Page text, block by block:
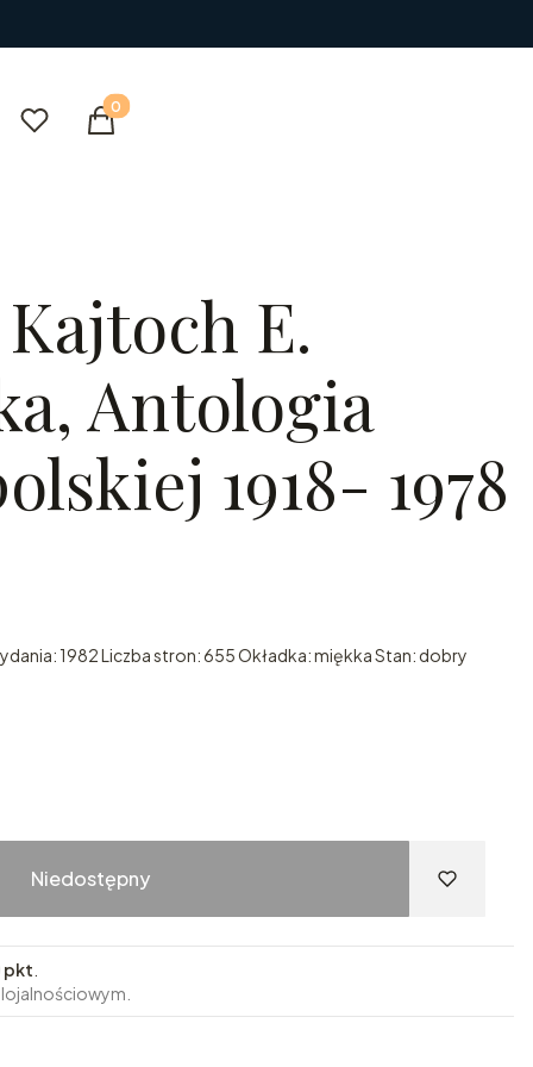
UlubioneProdukty w koszyku: 0. Zobacz szczegóły
Koszyk
E.
Antologia
1918- 1978
1982 Liczba stron: 655 Okładka: miękka Stan: dobry
Niedostępny
pkt